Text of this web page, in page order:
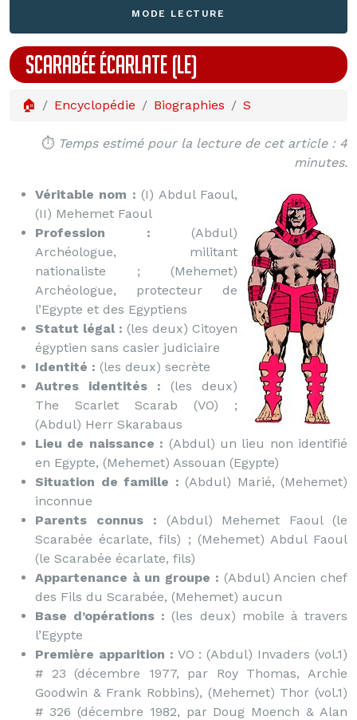
MODE LECTURE
SCARABÉE ÉCARLATE (LE)
🏠 Encyclopédie Biographies S
⏱️ Temps estimé pour la lecture de cet article : 4
minutes.
Véritable nom : (I) Abdul Faoul,
(II) Mehemet Faoul
Profession : (Abdul)
Archéologue, militant
nationaliste ; (Mehemet)
Archéologue, protecteur de
l’Egypte et des Egyptiens
Statut légal : (les deux) Citoyen
égyptien sans casier judiciaire
Identité : (les deux) secrète
Autres identités : (les deux)
The Scarlet Scarab (VO) ;
(Abdul) Herr Skarabaus
Lieu de naissance : (Abdul) un lieu non identifié
en Egypte, (Mehemet) Assouan (Egypte)
Situation de famille : (Abdul) Marié, (Mehemet)
inconnue
Parents connus : (Abdul) Mehemet Faoul (le
Scarabée écarlate, fils) ; (Mehemet) Abdul Faoul
(le Scarabée écarlate, fils)
Appartenance à un groupe : (Abdul) Ancien chef
des Fils du Scarabée, (Mehemet) aucun
Base d’opérations : (les deux) mobile à travers
l’Egypte
Première apparition : VO : (Abdul) Invaders (vol.1)
# 23 (décembre 1977, par Roy Thomas, Archie
Goodwin & Frank Robbins), (Mehemet) Thor (vol.1)
# 326 (décembre 1982, par Doug Moench & Alan